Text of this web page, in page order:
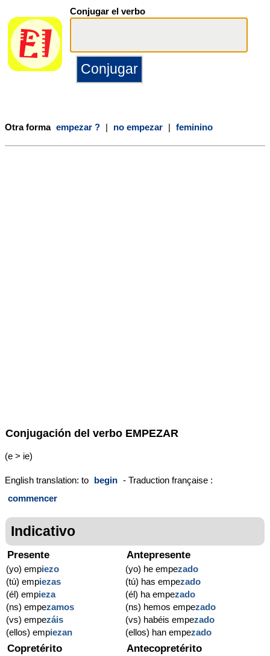
Conjugar el verbo
Otra forma empezar ? | no empezar | feminino
Conjugación del verbo EMPEZAR
(e > ie)
English translation: to begin - Traduction française :
commencer
Indicativo
Presente
(yo) empiezo
(tú) empiezas
(él) empieza
(ns) empezamos
(vs) empezáis
(ellos) empiezan
Antepresente
(yo) he empezado
(tú) has empezado
(él) ha empezado
(ns) hemos empezado
(vs) habéis empezado
(ellos) han empezado
Copretérito Antecopretérito